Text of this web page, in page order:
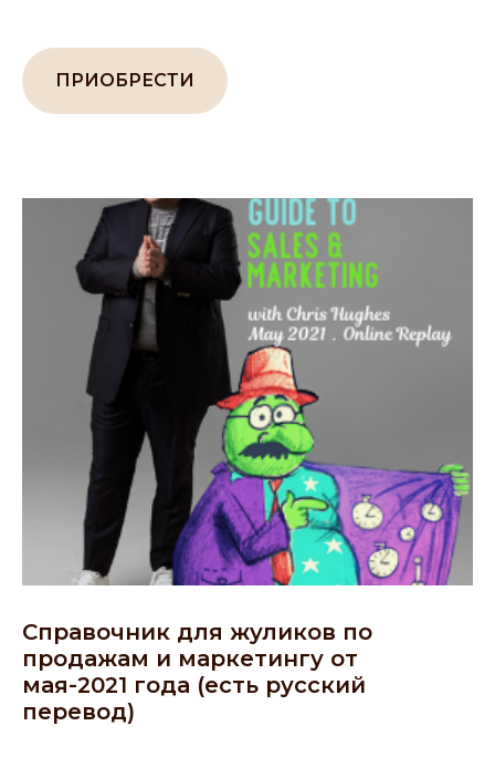
ПРИОБРЕСТИ
Справочник для жуликов по
продажам и маркетингу от
мая-2021 года (есть русский
перевод)